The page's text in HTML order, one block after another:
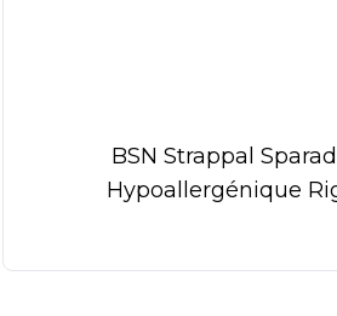
BSN Strappal
Hypoallergénique